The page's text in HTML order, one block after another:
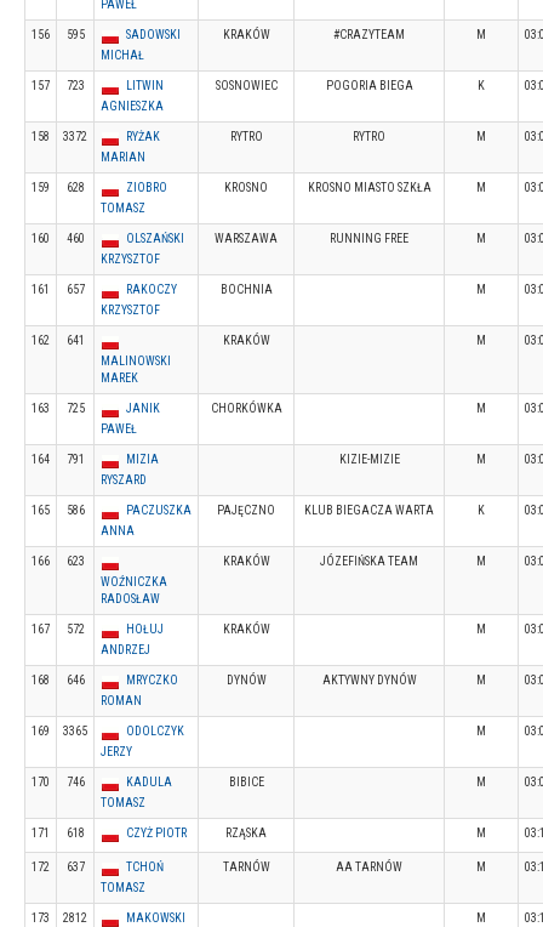
PAWEŁ
156 595
SADOWSKI
MICHAŁ
KRAKÓW #CRAZYTEAM M
157 723
LITWIN
AGNIESZKA
SOSNOWIEC POGORIA BIEGA K
158 3372
RYŻAK
MARIAN
RYTRO RYTRO M
159 628
ZIOBRO
TOMASZ
KROSNO KROSNO MIASTO SZKŁA M
160 460
OLSZAŃSKI
KRZYSZTOF
WARSZAWA RUNNING FREE M
161 657
RAKOCZY
KRZYSZTOF
BOCHNIA M
162
641
MALINOWSKI
MAREK
KRAKÓW M
163 725
JANIK
PAWEŁ
CHORKÓWKA M
164 791
MIZIA
RYSZARD
KIZIE-MIZIE M
165 586
PACZUSZKA
ANNA
PAJĘCZNO KLUB BIEGACZA WARTA K
166
623
WOŹNICZKA
RADOSŁAW
KRAKÓW JÓZEFIŃSKA TEAM M
167 572
HOŁUJ
ANDRZEJ
KRAKÓW M
168 646
MRYCZKO
ROMAN
DYNÓW AKTYWNY DYNÓW M
169 3365
ODOLCZYK
JERZY
M
170 746
KADULA
TOMASZ
BIBICE M
171 618 CZYŻ PIOTR RZĄSKA M
172 637
TCHOŃ
TOMASZ
TARNÓW AA TARNÓW M
173 2812
MAKOWSKI
M